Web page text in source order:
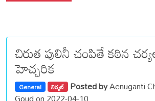
చిరుత పులినీ చంపితే కఠిన
హెచ్చరిక
General నిర్మల్ Posted byAenuganti